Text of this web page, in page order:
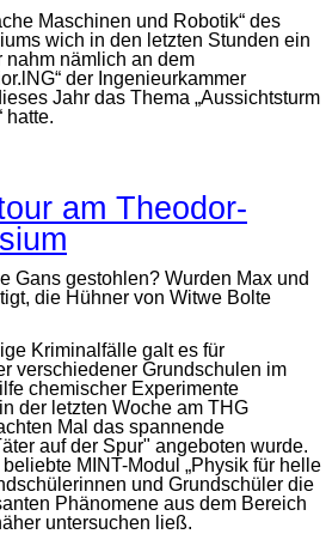
Maschinen und Robotik“ des
wich in den letzten Stunden ein
nahm nämlich an dem
der Ingenieurkammer
Jahr das Thema „Aussichtsturm
hatte.
am Theodor-
Gans gestohlen? Wurden Max und
die Hühner von Witwe Bolte
Kriminalfälle galt es für
verschiedener Grundschulen im
chemischer Experimente
der letzten Woche am THG
Mal das spannende
auf der Spur" angeboten wurde.
MINT-Modul „Physik für helle
und Grundschüler die
Phänomene aus dem Bereich
untersuchen ließ.